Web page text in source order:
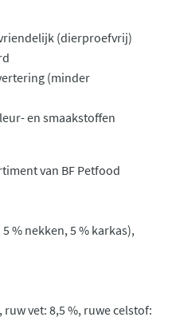
(dierproefvrij)
(minder
en smaakstoffen
van BF Petfood
% nekken, 5 % karkas),
ruw vet: 8,5 %, ruwe celstof: